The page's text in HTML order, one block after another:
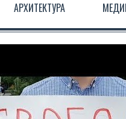
АРХИТЕКТУРА